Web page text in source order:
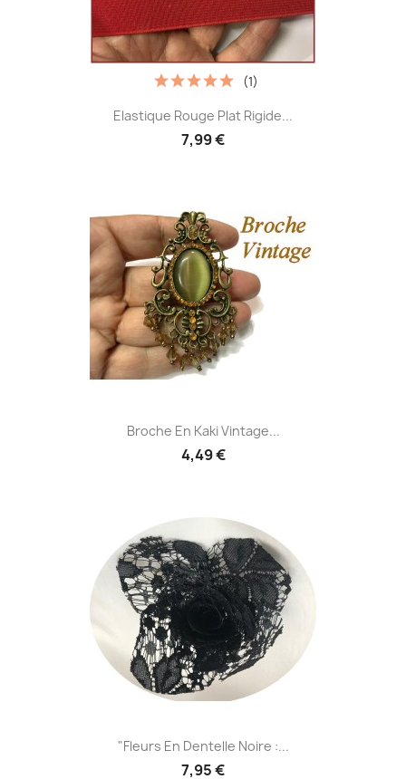
Elastique Rouge Plat Rigide...
7,99 €
(1)
Broche En Kaki Vintage...
4,49 €
"Fleurs En Dentelle Noire :...
7,95 €